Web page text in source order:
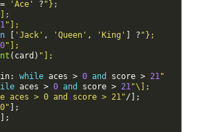
'Ace' ? "};
"];
'Jack' , 'Queen' , 'King' ? "};
"];
( card ) "];
: while aces > 0 and score > 21"
aces > 0 and score > 21"\];
aces > 0 and score > 21"/
;
;
;